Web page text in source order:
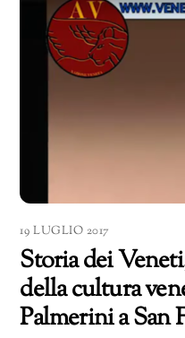
19 LUGLIO 2017
Storia dei
della cultura
Palmerini a San